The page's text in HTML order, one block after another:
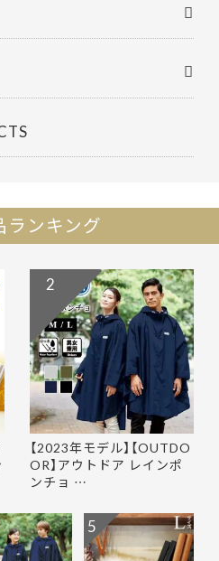
ランキング
【2023年モデル】【OUTDO
OR】アウトドア レインポ
ンチョ …
2
5